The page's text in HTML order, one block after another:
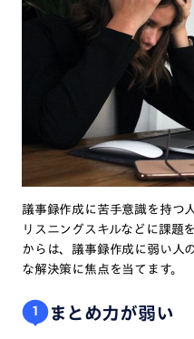
議事録作成に苦手意識を持つ
リスニングスキルなどに課題
からは、議事録作成に弱い人
な解決策に焦点を当てます。
1 まとめ力が弱い